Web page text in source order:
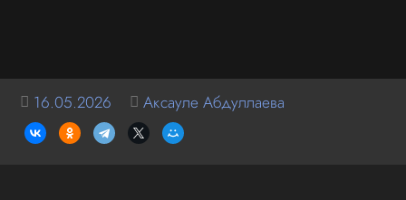
16.05.2026 Аксауле Абдуллаева